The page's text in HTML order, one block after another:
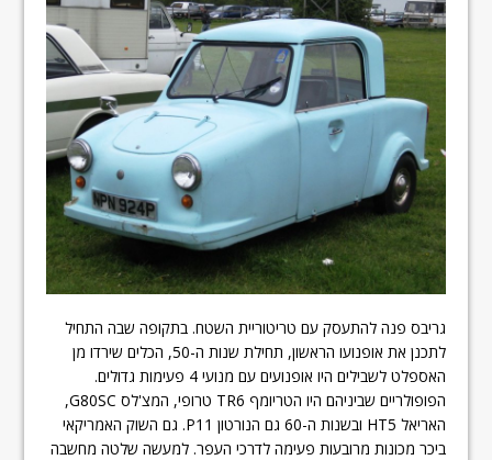
גריבס פנה להתעסק עם טריטוריית השטח. בתקופה שבה התחיל
לתכנן את אופנועו הראשון, תחילת שנות ה-50, הכלים שירדו מן
האספלט לשבילים היו אופנועים עם מנועי 4 פעימות גדולים.
הפופולריים שביניהם היו הטריומף TR6 טרופי, המצ'לס G80SC,
האריאל HT5 ובשנות ה-60 גם הנורטון P11. גם השוק האמריקאי
ביכר מכונות מרובעות פעימה לדרכי העפר. למעשה שלטה מחשבה